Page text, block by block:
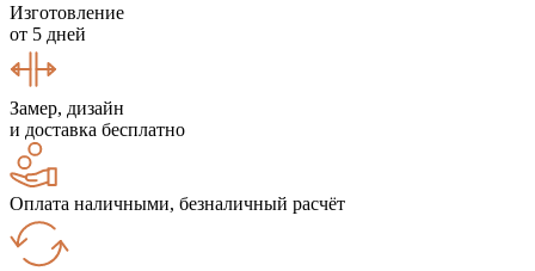
Изготовление
от 5 дней
Замер, дизайн
и доставка бесплатно
Оплата наличными, безналичный расчёт